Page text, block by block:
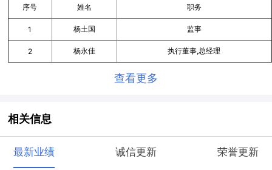
序号 姓名 职务
1 杨土国 监事
2 杨永佳 执行董事,总经理
查看更多
相关信息
最新业绩 诚信更新 荣誉更新